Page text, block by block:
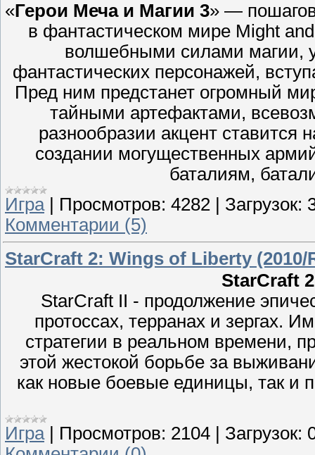
«Герои Меча и Магии 3» —
в фантастическом мире Might
волшебными силами магии,
фантастических персонажей,
Пред ним предстанет огромный
тайными артефактами,
разнообразии акцент ставится
создании могущественных
баталиям,
Игра| Просмотров: 4282 Загрузок:
Комментарии (5)
StarCraft 2: Wings of Liberty (2010/
StarCraft
StarCraft II - продолжение
протоссах, терранах и зергах.
стратегии в реальном времени,
этой жестокой борьбе за
как новые боевые единицы, так и
Игра| Просмотров: 2104 Загрузок: